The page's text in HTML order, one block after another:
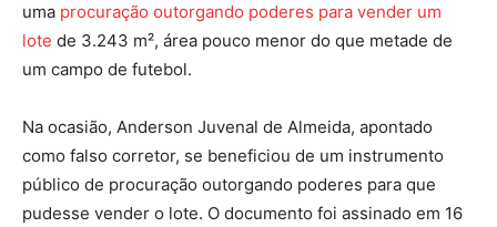
uma procuração outorgando poderes para vender um
lote de 3.243 m², área pouco menor do que metade de
um campo de futebol.
Na ocasião, Anderson Juvenal de Almeida, apontado
como falso corretor, se beneficiou de um instrumento
público de procuração outorgando poderes para que
pudesse vender o lote. O documento foi assinado em 16